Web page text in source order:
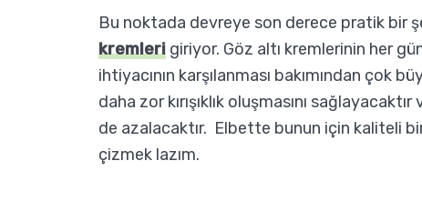
Bu noktada devreye son derece pratik bir
kremleri giriyor. Göz altı kremlerinin her
ihtiyacının karşılanması bakımından çok
daha zor kırışıklık oluşmasını
de azalacaktır. Elbette bunun için kaliteli
çizmek lazım.